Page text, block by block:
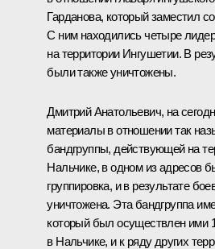
Гарданова, который заместил
С ним находились четыре
на территории Ингушетии. В
были также уничтожены.
Дмитрий Анатольевич, на
материалы в отношении так
бандгруппы, действующей на
Нальчике, в одном из адресов
группировка, и в результате
уничтожена. Эта бандгруппа
который был осуществлен ими
в Нальчике, и к ряду других